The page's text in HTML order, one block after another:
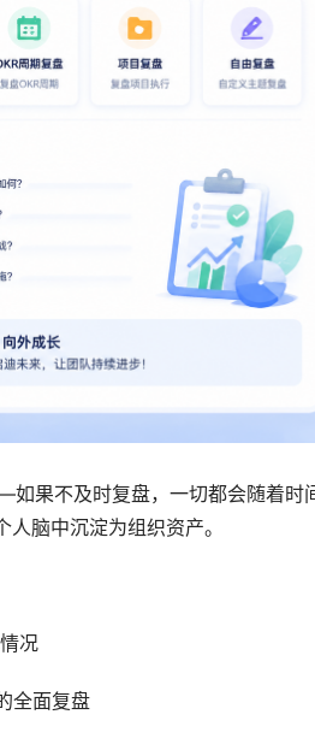
果不及时复盘，一切都会随着时
脑中沉淀为组织资产。
况
全面复盘